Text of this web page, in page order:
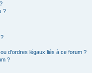
?
d’ordres légaux liés à ce forum ?
?